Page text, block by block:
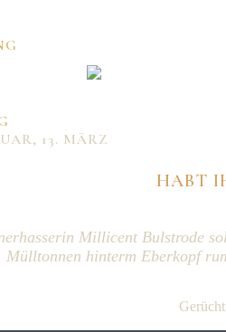
wird es wieder
Tief Veronica
bei
13. MÄRZ
HABT
Millicent Bulstrode
Mülltonnen hinterm Eberkopf